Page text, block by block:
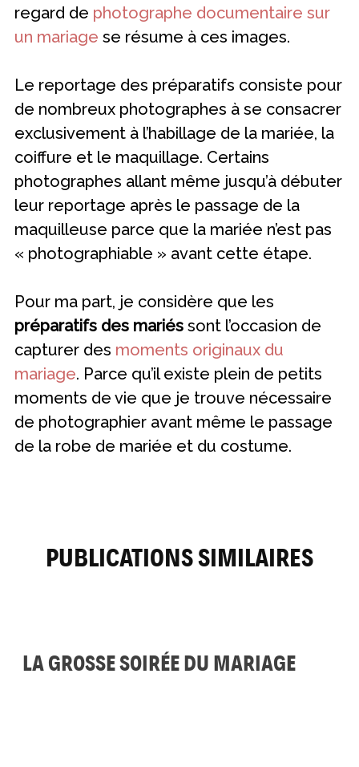
regard de photographe documentaire sur
un mariage se résume à ces images.
Le reportage des préparatifs consiste pour
de nombreux photographes à se consacrer
exclusivement à l’habillage de la mariée, la
coiffure et le maquillage. Certains
photographes allant même jusqu’à débuter
leur reportage après le passage de la
maquilleuse parce que la mariée n’est pas
« photographiable » avant cette étape.
Pour ma part, je considère que les
préparatifs des mariés sont l’occasion de
capturer des moments originaux du
mariage. Parce qu’il existe plein de petits
moments de vie que je trouve nécessaire
de photographier avant même le passage
de la robe de mariée et du costume.
PUBLICATIONS SIMILAIRES
LA GROSSE SOIRÉE DU MARIAGE